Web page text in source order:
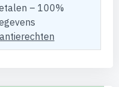
– 100%